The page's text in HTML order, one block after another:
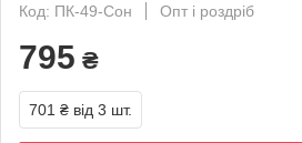
Код: ПК-49-Сон
Опт і роздріб
795 ₴
701 ₴ від 3 шт.